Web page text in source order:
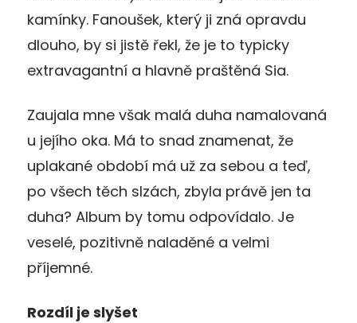
kamínky. Fanoušek, který ji zná opravdu
dlouho, by si jistě řekl, že je to typicky
extravagantní a hlavně praštěná Sia.
Zaujala mne však malá duha namalovaná
u jejího oka. Má to snad znamenat, že
uplakané období má už za sebou a teď,
po všech těch slzách, zbyla právě jen ta
duha? Album by tomu odpovídalo. Je
veselé, pozitivně naladěné a velmi
příjemné.
Rozdíl je slyšet